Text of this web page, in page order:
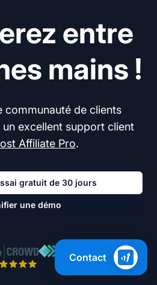
entre
mains !
communauté de clients
excellent support client
Affiliate Pro.
gratuit de 30 jours
une démo
Contact